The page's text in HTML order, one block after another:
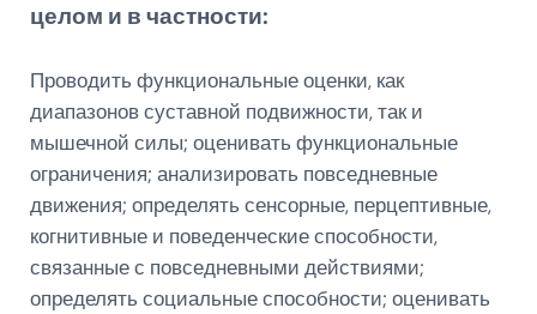
целом и в частности:
Проводить функциональные оценки, как
диапазонов суставной подвижности, так и
мышечной силы; оценивать функциональные
ограничения; анализировать повседневные
движения; определять сенсорные, перцептивные,
когнитивные и поведенческие способности,
связанные с повседневными действиями;
определять социальные способности; оценивать